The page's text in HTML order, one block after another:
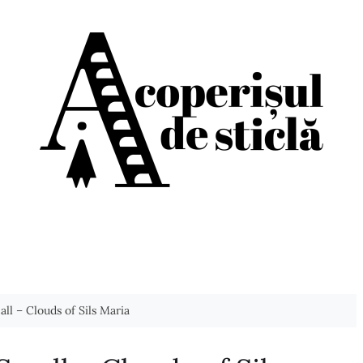
– Clouds of Sils Maria